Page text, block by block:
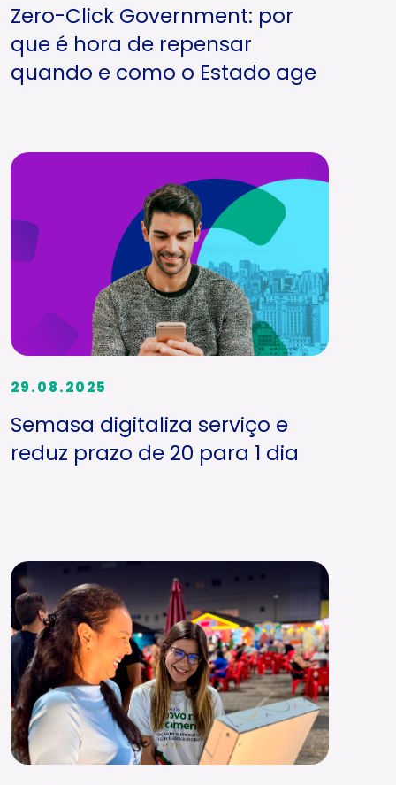
Zero-Click Government: por
que é hora de repensar
quando e como o Estado age
29.08.2025
Semasa digitaliza serviço e
reduz prazo de 20 para 1 dia